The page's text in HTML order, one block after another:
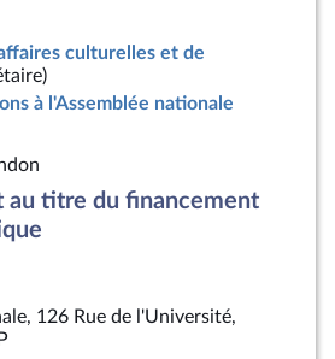
culturelles et de
à l'Assemblée nationale
au titre du financement
126 Rue de l'Université,